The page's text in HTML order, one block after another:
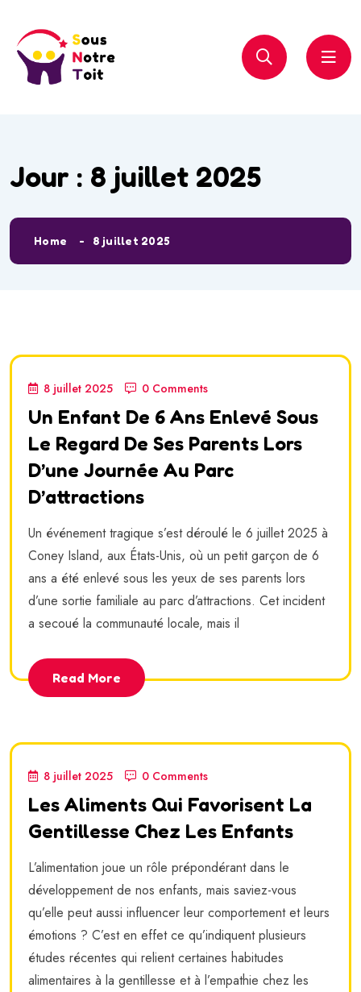
Jour : 8 juillet 2025
Home 8 juillet 2025
8 juillet 2025 0 Comments
Un Enfant De 6 Ans Enlevé Sous
Le Regard De Ses Parents Lors
D’une Journée Au Parc
D’attractions
Un événement tragique s’est déroulé le 6 juillet 2025 à
Coney Island, aux États-Unis, où un petit garçon de 6
ans a été enlevé sous les yeux de ses parents lors
d’une sortie familiale au parc d’attractions. Cet incident
a secoué la communauté locale, mais il
Read More
8 juillet 2025 0 Comments
Les Aliments Qui Favorisent La
Gentillesse Chez Les Enfants
L’alimentation joue un rôle prépondérant dans le
développement de nos enfants, mais saviez-vous
qu’elle peut aussi influencer leur comportement et leurs
émotions ? C’est en effet ce qu’indiquent plusieurs
études récentes qui relient certaines habitudes
alimentaires à la gentillesse et à l’empathie chez les